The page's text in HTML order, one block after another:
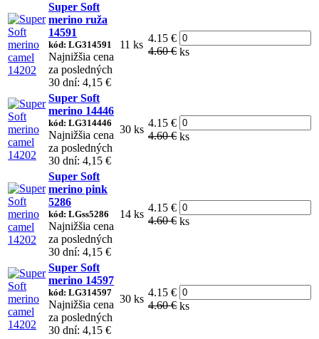
Super Soft
merino ruža
14591
kód: LG314591
Najnižšia cena
za posledných
30 dní: 4,15 €
11 ks
4.15 €
4.60 € ks
Super Soft
merino 14446
kód: LG314446
Najnižšia cena
za posledných
30 dní: 4,15 €
30 ks
4.15 €
4.60 € ks
Super Soft
merino pink
5286
kód: LGss5286
Najnižšia cena
za posledných
30 dní: 4,15 €
14 ks
4.15 €
4.60 € ks
Super Soft
merino 14597
kód: LG314597
Najnižšia cena
za posledných
30 dní: 4,15 €
30 ks
4.15 €
4.60 € ks